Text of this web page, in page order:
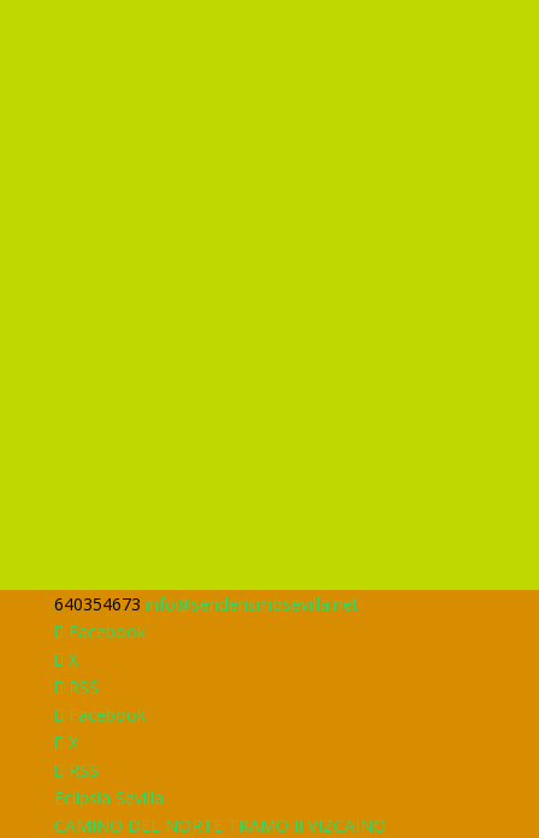
640354673 info@senderismosevilla.net
Facebook
X
RSS
Facebook
X
RSS
Eclipsia Sevilla
CAMINO DEL NORTE TRAMO II VIZCAINO